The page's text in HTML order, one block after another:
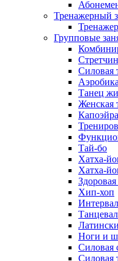
Тренажерный
Групповые
Силовая
Танец
Женская
Капоэйра
Тай-бо
Хатха-
Хатха-
Хип-хоп
Ноги и
Силовая
Силовая